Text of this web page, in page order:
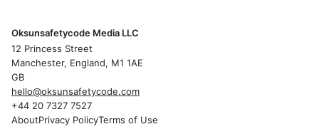
Oksunsafetycode Media LLC
12 Princess Street
Manchester, England, M1 1AE
GB
hello@oksunsafetycode.com
+44 20 7327 7527
AboutPrivacy PolicyTerms of Use